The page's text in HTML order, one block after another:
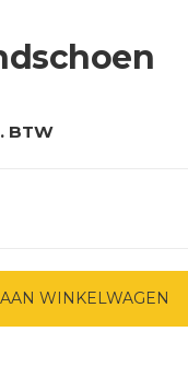
BTW
WINKELWAGEN